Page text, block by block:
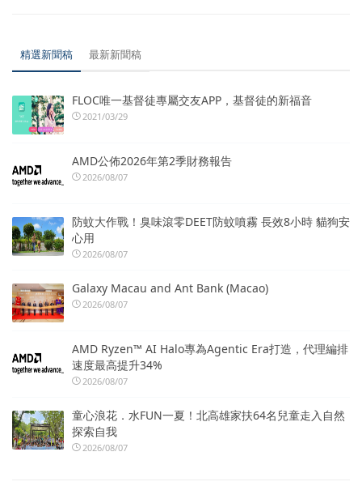
精選新聞稿 最新新聞稿
FLOC唯一基督徒專屬交友APP，基督徒的新福音
2021/03/29
AMD公佈2026年第2季財務報告
2026/08/07
防蚊大作戰！臭味滾零DEET防蚊噴霧 長效8小時 貓狗安
心用
2026/08/07
Galaxy Macau and Ant Bank (Macao)
2026/08/07
AMD Ryzen™ AI Halo專為Agentic Era打造，代理編排
速度最高提升34%
2026/08/07
童心浪花．水FUN一夏！北高雄家扶64名兒童走入自然
探索自我
2026/08/07